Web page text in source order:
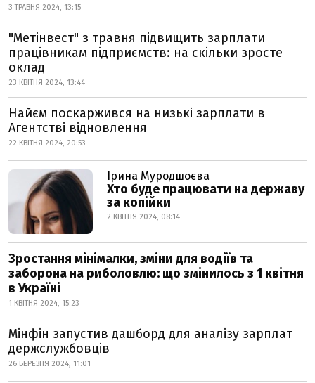
3 ТРАВНЯ 2024, 13:15
"Метінвест" з травня підвищить зарплати
працівникам підприємств: на скільки зросте
оклад
23 КВІТНЯ 2024, 13:44
Найєм поскаржився на низькі зарплати в
Агентстві відновлення
22 КВІТНЯ 2024, 20:53
Ірина Муродшоєва
Хто буде працювати на державу
за копійки
2 КВІТНЯ 2024, 08:14
Зростання мінімалки, зміни для водіїв та
заборона на риболовлю: що змінилось з 1 квітня
в Україні
1 КВІТНЯ 2024, 15:23
Мінфін запустив дашборд для аналізу зарплат
держслужбовців
26 БЕРЕЗНЯ 2024, 11:01